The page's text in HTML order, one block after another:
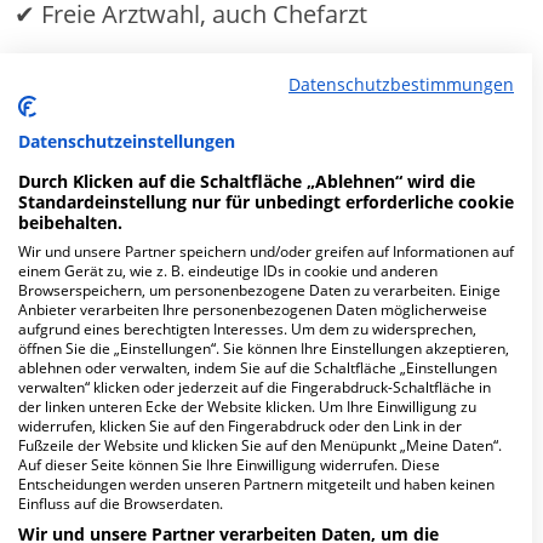
✔ Freie Arztwahl, auch Chefarzt
Ein- oder Zweibettzimmer
MEHR ERFAHREN
Anzeige
Fachabteilungen
Fachabteilung suchen:
Datenschutzbestimmungen
Datenschutzeinstellungen
Durch Klicken auf die Schaltfläche „Ablehnen“ wird die
Standardeinstellung nur für unbedingt erforderliche cookie
beibehalten.
Wir und unsere Partner speichern und/oder greifen auf Informationen auf
einem Gerät zu, wie z. B. eindeutige IDs in cookie und anderen
Browserspeichern, um personenbezogene Daten zu verarbeiten. Einige
Anbieter verarbeiten Ihre personenbezogenen Daten möglicherweise
aufgrund eines berechtigten Interesses. Um dem zu widersprechen,
öffnen Sie die „Einstellungen“. Sie können Ihre Einstellungen akzeptieren,
ablehnen oder verwalten, indem Sie auf die Schaltfläche „Einstellungen
verwalten“ klicken oder jederzeit auf die Fingerabdruck-Schaltfläche in
der linken unteren Ecke der Website klicken. Um Ihre Einwilligung zu
widerrufen, klicken Sie auf den Fingerabdruck oder den Link in der
Fußzeile der Website und klicken Sie auf den Menüpunkt „Meine Daten“.
Auf dieser Seite können Sie Ihre Einwilligung widerrufen. Diese
Entscheidungen werden unseren Partnern mitgeteilt und haben keinen
Einfluss auf die Browserdaten.
Wir und unsere Partner verarbeiten Daten, um die